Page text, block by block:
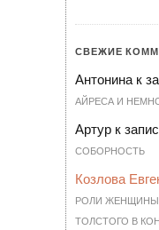
СВЕЖИЕ
Антонина к
АЙРЕСА И
Артур к
СО­БОР­НОСТЬ
Козлова
РОЛИ ЖЕНЩИНЫ
ТОЛСТОГО В